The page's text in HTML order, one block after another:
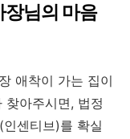
님의 마음
애착이 가는 집이
찾아주시면, 법정
센티브)를 확실